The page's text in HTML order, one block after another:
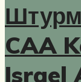
CAA
Israel